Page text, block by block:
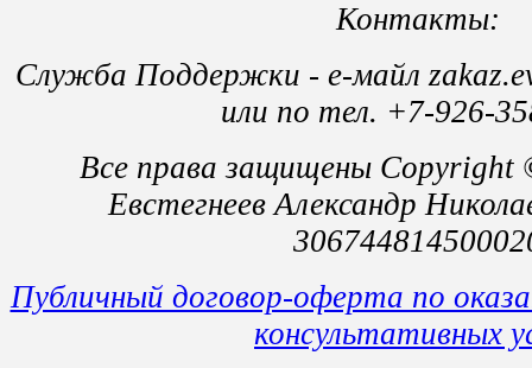
Контакты:
Служба Поддержки - е-майл
или по тел. +7-926-
Все права защищены
Евстегнеев Александр
Публичный договор-оферта по
консультативных